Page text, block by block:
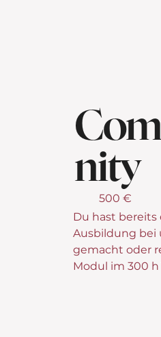
nity
500 €
Du hast bereits
Ausbildung bei
gemacht oder
Modul im 300 h